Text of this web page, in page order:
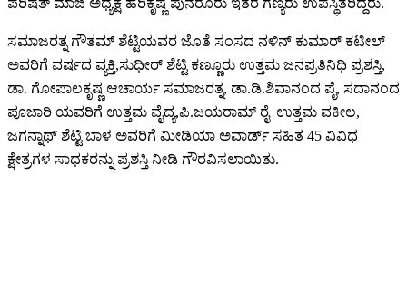
ಪರಿಷತ್ ಮಾಜಿ ಅಧ್ಯಕ್ಷ ಹರಿಕೃಷ್ಣ ಪುನರೂರು ಇತರ ಗಣ್ಯರು ಉಪಸ್ಥಿತರಿದ್ದರು.
ಸಮಾಜರತ್ನ ಗೌತಮ್ ಶೆಟ್ಟಿಯವರ ಜೊತೆ ಸಂಸದ ನಳಿನ್ ಕುಮಾರ್ ಕಟೀಲ್
ಅವರಿಗೆ ವರ್ಷದ ವ್ಯಕ್ತಿ,ಸುಧೀರ್ ಶೆಟ್ಟಿ ಕಣ್ಣೂರು ಉತ್ತಮ‌ ಜನಪ್ರತಿನಿಧಿ ಪ್ರಶಸ್ತಿ,
ಡಾ. ಗೋಪಾಲಕೃಷ್ಣ ಆಚಾರ್ಯ ಸಮಾಜರತ್ನ, ಡಾ.ಡಿ.ಶಿವಾನಂದ ಪೈ, ಸದಾನಂದ
ಪೂಜಾರಿ ಯವರಿಗೆ ಉತ್ತಮ ವೈದ್ಯ,ಪಿ.ಜಯರಾಮ್ ರೈ ಉತ್ತಮ ವಕೀಲ,
ಜಗನ್ನಾಥ್ ಶೆಟ್ಟಿ ಬಾಳ ಅವರಿಗೆ ಮೀಡಿಯಾ ಅವಾರ್ಡ್ ಸಹಿತ 45 ವಿವಿಧ
ಕ್ಷೇತ್ರಗಳ ಸಾಧಕರನ್ನು ಪ್ರಶಸ್ತಿ ನೀಡಿ ಗೌರವಿಸಲಾಯಿತು.